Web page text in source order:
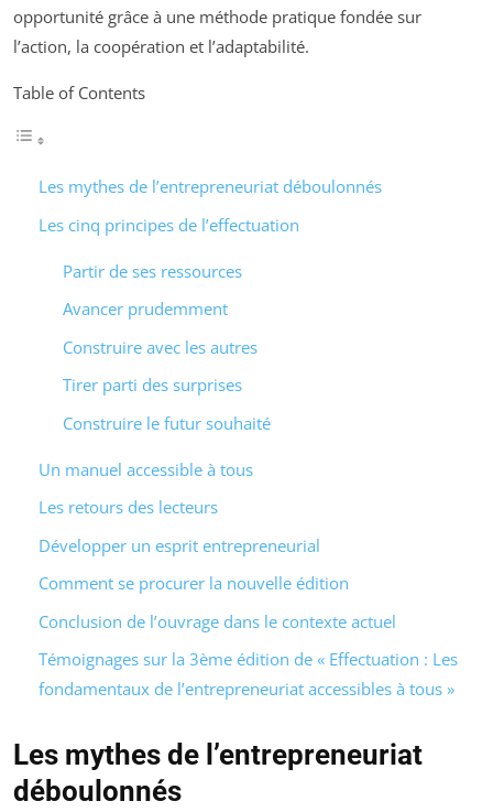
opportunité grâce à une méthode pratique fondée sur
l’action, la coopération et l’adaptabilité.
Table of Contents
Les mythes de l’entrepreneuriat déboulonnés
Les cinq principes de l’effectuation
Partir de ses ressources
Avancer prudemment
Construire avec les autres
Tirer parti des surprises
Construire le futur souhaité
Un manuel accessible à tous
Les retours des lecteurs
Développer un esprit entrepreneurial
Comment se procurer la nouvelle édition
Conclusion de l’ouvrage dans le contexte actuel
Témoignages sur la 3ème édition de « Effectuation : Les
fondamentaux de l’entrepreneuriat accessibles à tous »
Les mythes de l’entrepreneuriat
déboulonnés